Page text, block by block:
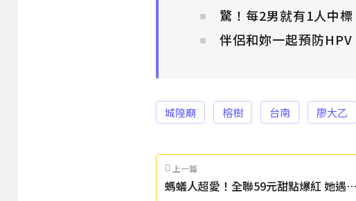
驚！每2男就有1人中標
伴侶和妳一起預防HPV
城隍廟 榕樹 台南 廖大乙
上一篇
螞蟻人超愛！全聯59元甜點爆紅 她遇現